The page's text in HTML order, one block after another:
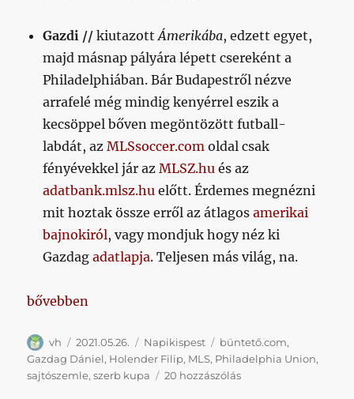
Gazdi // kiutazottÁmerikába, edzett egyet,
majd másnap pályára lépett csereként a
Philadelphiában. Bár Budapestről nézve
arrafelé még mindig kenyérrel eszik a
kecsöppel bőven megöntözött futball-
labdát, azMLSsoccer.com oldal csak
fényévekkel jár azMLSZ.hu és az
adatbank.mlsz.hu előtt. Érdemes megnézni
mit hoztak össze erről az átlagosamerikai
bajnokiról, vagy mondjuk hogy néz ki
Gazdagadatlapja. Teljesen más világ, na.
„Napikispest 2021.05.26.”
bővebben
Szerző
vh Közzétéve
2021.05.26. Kategória
Napikispest Címke
büntető.com,
Gazdag Dániel, Holender Filip, MLS, Philadelphia Union,
sajtószemle,szerb kupa 20 hozzászólásNapikispest